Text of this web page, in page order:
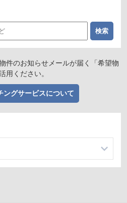
件のお知らせメールが届く「希望物
用ください。
ングサービスについて
貸店舗・テナント一覧